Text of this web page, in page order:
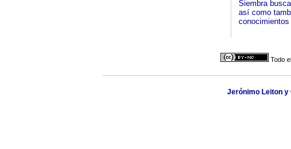
Siembra
así como
Todo
Jerónimo Leiton y